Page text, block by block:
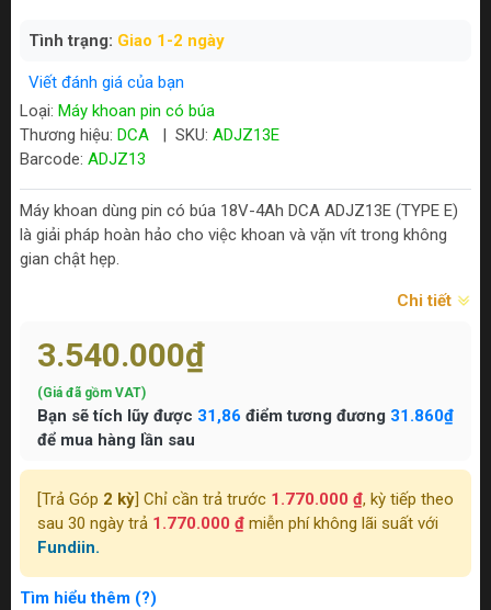
Tình trạng: Giao 1-2 ngày
Viết đánh giá của bạn
Loại: Máy khoan pin có búa
Thương hiệu: DCA SKU: ADJZ13E
Barcode: ADJZ13
Máy khoan dùng pin có búa 18V-4Ah DCA ADJZ13E (TYPE E)
là giải pháp hoàn hảo cho việc khoan và vặn vít trong không
gian chật hẹp.
Chi tiết
3.540.000₫
(Giá đã gồm VAT)
Bạn sẽ tích lũy được 31,86 điểm tương đương 31.860₫
để mua hàng lần sau
[Trả Góp 2 kỳ ] Chỉ cần trả trước 1.770.000 ₫, kỳ tiếp theo
sau 30 ngày trả 1.770.000 ₫ miễn phí không lãi suất với
Fundiin.
Tìm hiểu thêm (?)